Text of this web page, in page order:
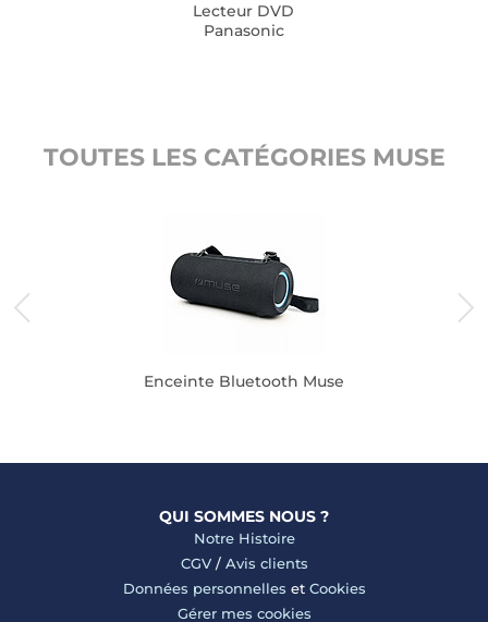
Lecteur DVD
Panasonic
TOUTES LES CATÉGORIES MUSE
Enceinte Bluetooth Muse
QUI SOMMES NOUS ?
Notre Histoire
CGV/ Avis clients
Données personnelles et Cookies
Gérer mes cookies